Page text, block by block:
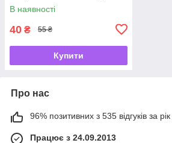
В наявності
40 ₴ 55 ₴
Купити
Про нас
96% позитивних з 535 відгуків за рік
Працює з 24.09.2013